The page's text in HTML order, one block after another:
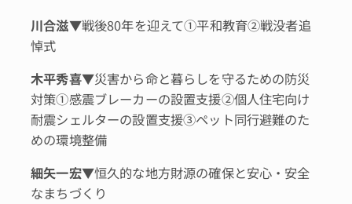
川合滋▼戦後80年を迎えて①平和教育②戦没者追
悼式
木平秀喜▼災害から命と暮らしを守るための防災
対策①感震ブレーカーの設置支援②個人住宅向け
耐震シェルターの設置支援③ペット同行避難のた
めの環境整備
細矢一宏▼恒久的な地方財源の確保と安心・安全
なまちづくり